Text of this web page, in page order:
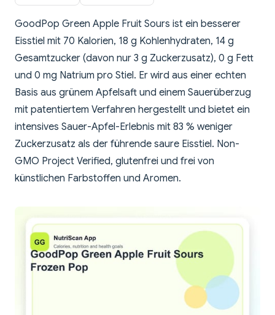
GoodPop Green Apple Fruit Sours ist ein besserer
Eisstiel mit 70 Kalorien, 18 g Kohlenhydraten, 14 g
Gesamtzucker (davon nur 3 g Zuckerzusatz), 0 g Fett
und 0 mg Natrium pro Stiel. Er wird aus einer echten
Basis aus grünem Apfelsaft und einem Sauerüberzug
mit patentiertem Verfahren hergestellt und bietet ein
intensives Sauer-Apfel-Erlebnis mit 83 % weniger
Zuckerzusatz als der führende saure Eisstiel. Non-
GMO Project Verified, glutenfrei und frei von
künstlichen Farbstoffen und Aromen.